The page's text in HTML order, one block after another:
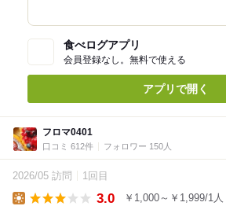
食べログアプリ
会員登録なし。無料で使える
アプリで開く
フロマ0401
口コミ 612件 フォロワー 150人
2026/05 訪問 1回目
3.0 ￥1,000～￥1,999/1人